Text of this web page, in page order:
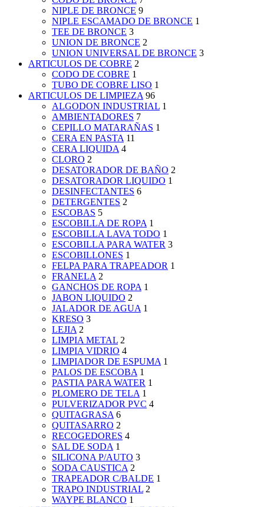
NIPLE DE BRONCE 9
NIPLE ESCAMADO DE BRONCE 1
TEE DE BRONCE 3
UNION DE BRONCE 2
UNION UNIVERSAL DE BRONCE 3
ARTICULOS DE COBRE 2
CODO DE COBRE 1
TUBO DE COBRE LISO 1
ARTICULOS DE LIMPIEZA 96
ALGODON INDUSTRIAL 1
AMBIENTADORES 7
CEPILLO MATARAÑAS 1
CERA EN PASTA 11
CERA LIQUIDA 4
CLORO 2
DESATORADOR DE BAÑO 2
DESATORADOR LIQUIDO 1
DESINFECTANTES 6
DETERGENTES 2
ESCOBAS 5
ESCOBILLA DE ROPA 1
ESCOBILLA LAVA TODO 1
ESCOBILLA PARA WATER 3
ESCOBILLONES 1
FELPA PARA TRAPEADOR 1
FRANELA 2
GANCHOS DE ROPA 1
JABON LIQUIDO 2
JALADOR DE AGUA 1
KRESO 3
LEJIA 2
LIMPIA METAL 2
LIMPIA VIDRIO 4
LIMPIADOR DE ESPUMA 1
PALOS DE ESCOBA 1
PASTIA PARA WATER 1
PLOMERO DE TELA 1
PULVERIZADOR PVC 4
QUITAGRASA 6
QUITASARRO 2
RECOGEDORES 4
SAL DE SODA 1
SILICONA P/AUTO 3
SODA CAUSTICA 2
TRAPEADOR C/BALDE 1
TRAPO INDUSTRIAL 2
WAYPE BLANCO 1